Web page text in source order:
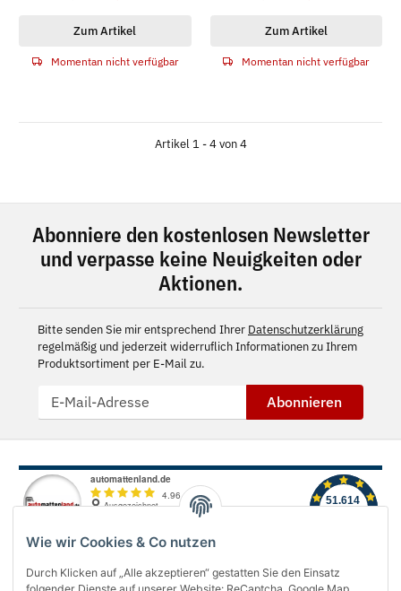
Wie wir Cookies & Co nutzen
Durch Klicken auf „Alle akzeptieren“ gestatten Sie den Einsatz
Zum Artikel
Momentan nicht verfügbar
Zum Artikel
Momentan nicht verfügbar
Artikel 1 - 4 von 4
Abonniere den kostenlosen Newsletter
und verpasse keine Neuigkeiten oder
Aktionen.
Bitte senden Sie mir entsprechend Ihrer Datenschutzerklärung
regelmäßig und jederzeit widerruflich Informationen zu Ihrem
Produktsortiment per E-Mail zu.
Abonnieren